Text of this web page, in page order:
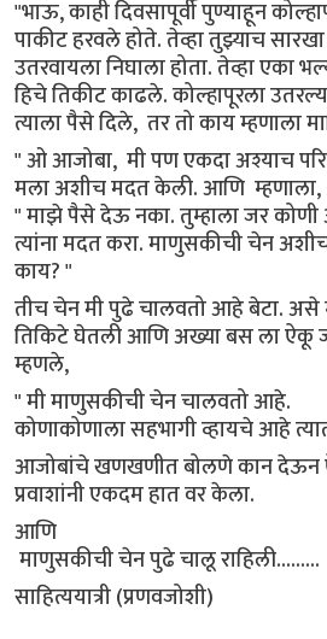
"भाऊ, काही दिवसापूर्वी पुण्याहून
पाकीट हरवले होते. तेव्हा तुझ्याच
उतरवायला निघाला होता. तेव्हा एका
हिचे तिकीट काढले. कोल्हापूरला
त्याला पैसे दिले, तर तो काय म्हणाला
" ओ आजोबा, मी पण एकदा अश्याच
मला अशीच मदत केली. आणि म्हणाला,
" माझे पैसे देऊ नका. तुम्हाला जर
त्यांना मदत करा. माणुसकीची चेन
काय? "
तीच चेन मी पुढे चालवतो आहे बेटा. असे
तिकिटे घेतली आणि अख्या बस ला ऐकू
म्हणले,
" मी माणुसकीची चेन चालवतो आहे.
कोणाकोणाला सहभागी व्हायचे आहे
आजोबांचे खणखणीत बोलणे कान देऊन
प्रवाशांनी एकदम हात वर केला.
आणि
माणुसकीची चेन पुढे चालू राहिली.........
साहित्ययात्री (प्रणवजोशी)